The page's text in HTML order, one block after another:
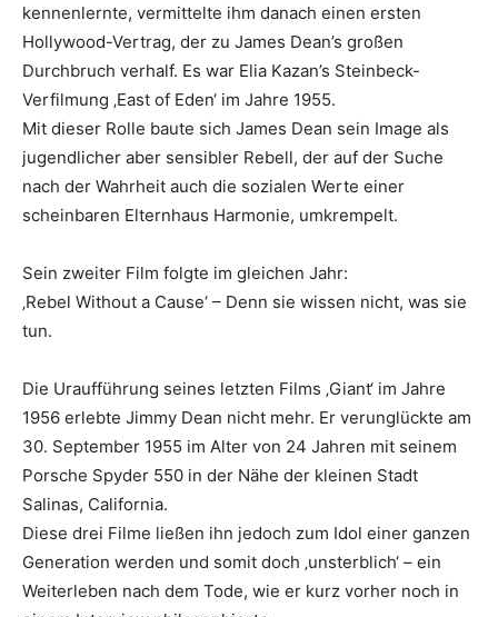
kennenlernte, vermittelte ihm danach einen ersten
Hollywood-Vertrag, der zu James Dean’s großen
Durchbruch verhalf. Es war Elia Kazan’s Steinbeck-
Verfilmung ‚East of Eden‘ im Jahre 1955.
Mit dieser Rolle baute sich James Dean sein Image als
jugendlicher aber sensibler Rebell, der auf der Suche
nach der Wahrheit auch die sozialen Werte einer
scheinbaren Elternhaus Harmonie, umkrempelt.
Sein zweiter Film folgte im gleichen Jahr:
‚Rebel Without a Cause‘ – Denn sie wissen nicht, was sie
tun.
Die Uraufführung seines letzten Films ‚Giant‘ im Jahre
1956 erlebte Jimmy Dean nicht mehr. Er verunglückte am
30. September 1955 im Alter von 24 Jahren mit seinem
Porsche Spyder 550 in der Nähe der kleinen Stadt
Salinas, California.
Diese drei Filme ließen ihn jedoch zum Idol einer ganzen
Generation werden und somit doch ‚unsterblich‘ – ein
Weiterleben nach dem Tode, wie er kurz vorher noch in